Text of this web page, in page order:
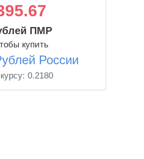
ПМР
купить
России
0.2180